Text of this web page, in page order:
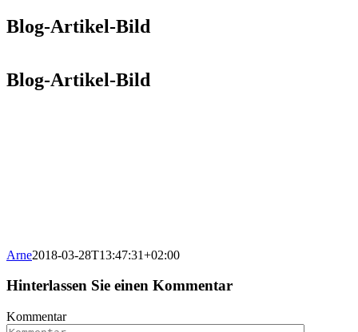
Blog-Artikel-Bild
Blog-Artikel-Bild
Arne2018-03-28T13:47:31+02:00
Hinterlassen Sie einen Kommentar
Kommentar